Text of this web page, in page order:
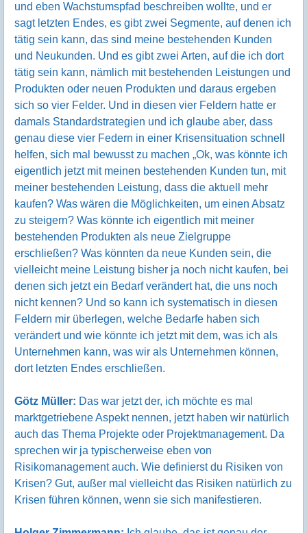
und eben Wachstumspfad beschreiben wollte, und er
sagt letzten Endes, es gibt zwei Segmente, auf denen ich
tätig sein kann, das sind meine bestehenden Kunden
und Neukunden. Und es gibt zwei Arten, auf die ich dort
tätig sein kann, nämlich mit bestehenden Leistungen und
Produkten oder neuen Produkten und daraus ergeben
sich so vier Felder. Und in diesen vier Feldern hatte er
damals Standardstrategien und ich glaube aber, dass
genau diese vier Federn in einer Krisensituation schnell
helfen, sich mal bewusst zu machen „Ok, was könnte ich
eigentlich jetzt mit meinen bestehenden Kunden tun, mit
meiner bestehenden Leistung, dass die aktuell mehr
kaufen? Was wären die Möglichkeiten, um einen Absatz
zu steigern? Was könnte ich eigentlich mit meiner
bestehenden Produkten als neue Zielgruppe
erschließen? Was könnten da neue Kunden sein, die
vielleicht meine Leistung bisher ja noch nicht kaufen, bei
denen sich jetzt ein Bedarf verändert hat, die uns noch
nicht kennen? Und so kann ich systematisch in diesen
Feldern mir überlegen, welche Bedarfe haben sich
verändert und wie könnte ich jetzt mit dem, was ich als
Unternehmen kann, was wir als Unternehmen können,
dort letzten Endes erschließen.
Götz Müller: Das war jetzt der, ich möchte es mal
marktgetriebene Aspekt nennen, jetzt haben wir natürlich
auch das Thema Projekte oder Projektmanagement. Da
sprechen wir ja typischerweise eben von
Risikomanagement auch. Wie definierst du Risiken von
Krisen? Gut, außer mal vielleicht das Risiken natürlich zu
Krisen führen können, wenn sie sich manifestieren.